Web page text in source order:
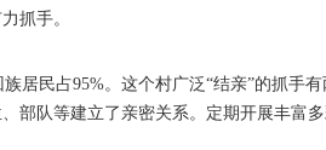
抓手。
民占95%。这个村广泛“结亲”的抓手
部队等建立了亲密关系。定期开展丰富